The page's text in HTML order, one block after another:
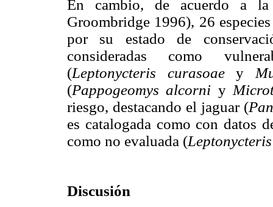
En cambio, de acuerdo a
Groombridge 1996), 26
por su estado de
consideradas como
(Leptonycteris curasoaey
(Pappogeomys alcorni y
riesgo, destacando el jaguar (
es catalogada como con datos
como no evaluada (
Discusión